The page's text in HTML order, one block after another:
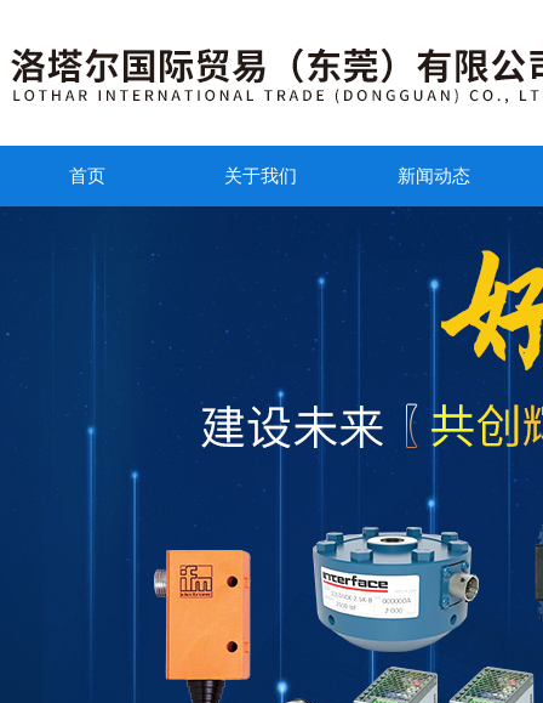
首页 关于我们 新闻动态